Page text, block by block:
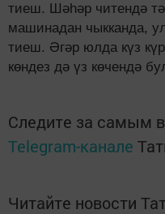
тиеш. Шәһәр читендә
машинадан чыкканда,
тиеш. Әгәр юлда күз
көндез дә үз көчендә
Следите за самым
Telegram-канале
Читайте новости